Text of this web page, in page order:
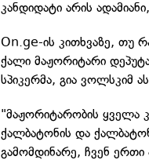
კანდიდატი არის
On.ge-ის კითხვაზე, თუ
ქალი მაჟორიტარი
სპიკერმა, გია ვოლსკიმ
"მაჟორიტარობის ყველა
ქალბატონის და
გამომდინარე, ჩვენ ერთი